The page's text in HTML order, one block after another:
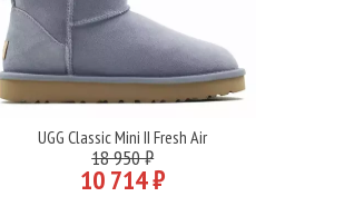
Подробнее
UGG Classic Mini II Fresh Air
18 950 ₽
10 714 ₽